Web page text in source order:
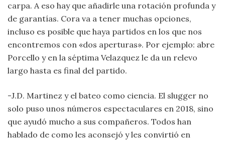
carpa. A eso hay que añadirle una rotación profunda y
de garantías. Cora va a tener muchas opciones,
incluso es posible que haya partidos en los que nos
encontremos con «dos aperturas». Por ejemplo: abre
Porcello y en la séptima Velazquez le da un relevo
largo hasta es final del partido.
-J.D. Martinez y el bateo como ciencia. El slugger no
solo puso unos números espectaculares en 2018, sino
que ayudó mucho a sus compañeros. Todos han
hablado de como les aconsejó y les convirtió en